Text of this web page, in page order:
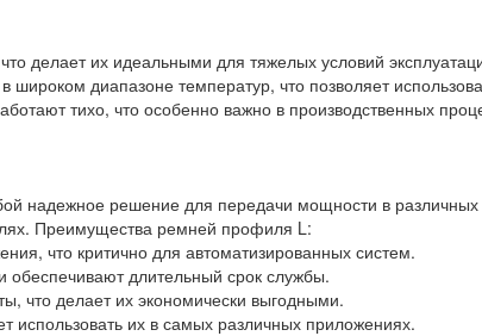
делает их идеальными для тяжелых условий
диапазоне температур, что позволяет
тихо, что особенно важно в производственных
надежное решение для передачи мощности в
Преимущества ремней профиля L:
что критично для автоматизированных систем.
обеспечивают длительный срок службы.
что делает их экономически выгодными.
использовать их в самых различных приложениях.